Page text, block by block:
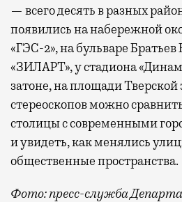
— всего десять в разных
появились на набережной
«ГЭС-2», на бульваре
«ЗИЛАРТ», у стадиона
затоне, на площади
стереоскопов можно
столицы с современными
и увидеть, как менялись
общественные пространства.
Фото: пресс-служба